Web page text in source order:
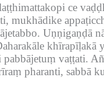
ce
mukhādike
Uṇṇigaṇḍā
khīrapīḷakā
pabbājetuṃ vaṭṭati.
pharanti, sabbā